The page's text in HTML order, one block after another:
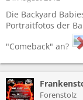
Die Backyard
Portraitfotos der
"Comeback" an?
Forenstolz